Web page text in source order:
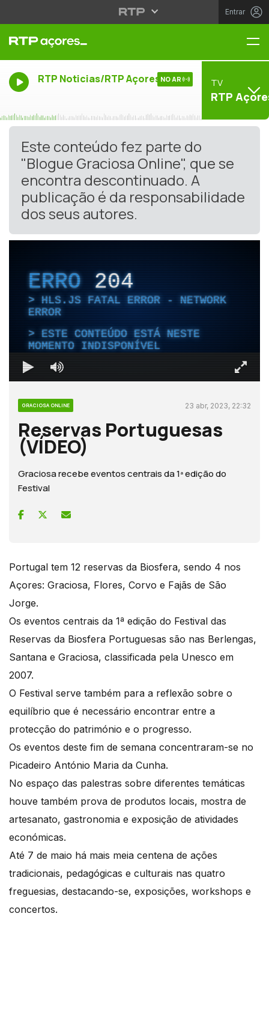
Entrar
RTP Noticias/RTP Açores NO AR TV
RTP
Este conteúdo fez parte do
"Blogue Graciosa Online", que se
encontra descontinuado. A
publicação é da responsabilidade
dos seus autores.
ERRO204
HLS.JS FATAL ERROR - NETWORK
ERROR
ESTE CONTEÚDO ESTÁ NESTE
MOMENTO INDISPONÍVEL
GRACIOSA ONLINE 23 abr, 2023, 22:32
Reservas Portuguesas
(VÍDEO)
Graciosa recebe eventos centrais da 1ª edição do
Festival
Portugal tem 12 reservas da Biosfera, sendo 4 nos
Açores: Graciosa, Flores, Corvo e Fajãs de São
Jorge.
Os eventos centrais da 1ª edição do Festival das
Reservas da Biosfera Portuguesas são nas Berlengas,
Santana e Graciosa, classificada pela Unesco em
2007.
O Festival serve também para a reflexão sobre o
equilíbrio que é necessário encontrar entre a
protecção do património e o progresso.
Os eventos deste fim de semana concentraram-se no
Picadeiro António Maria da Cunha.
No espaço das palestras sobre diferentes temáticas
houve também prova de produtos locais, mostra de
artesanato, gastronomia e exposição de atividades
económicas.
Até 7 de maio há mais meia centena de ações
tradicionais, pedagógicas e culturais nas quatro
freguesias, destacando-se, exposições, workshops e
concertos.